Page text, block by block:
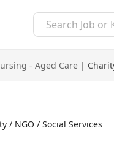
- Aged Care |
/ NGO / Social Services